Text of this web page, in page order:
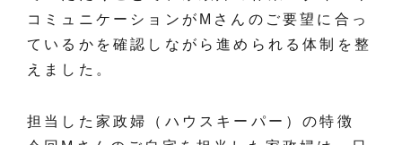
コミュニケーションがMさんのご要望に合っ
ているかを確認しながら進められる体制を整
えました。
担当した家政婦（ハウスキーパー）の特徴